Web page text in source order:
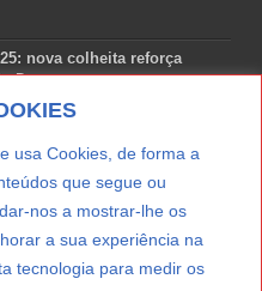
usa Cookies, de forma a
que segue ou
nos a mostrar-lhe os
a sua experiência na
tecnologia para medir os
nova colheita reforça
Douro
Portugal: Setúbal recebe
dos portugueses